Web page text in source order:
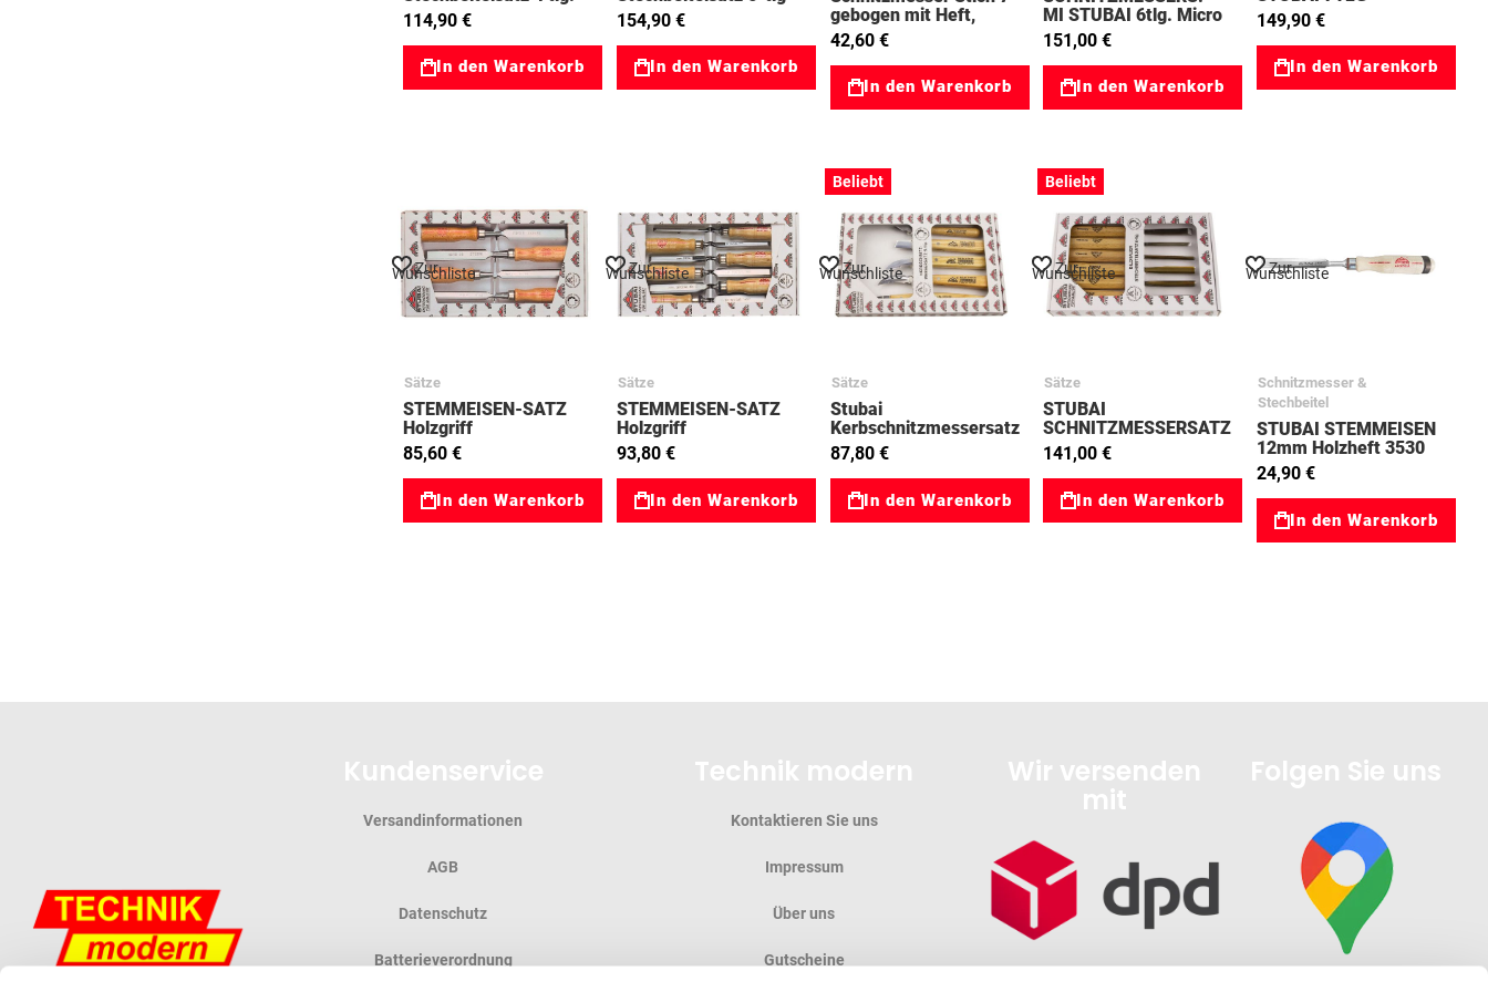
1181 47001181
114,90 €
In den Warenkorb
47001111
154,90 €
In den Warenkorb
gebogen mit Heft,
geschliffen 14 mm
42,60 €
In den Warenkorb
MI STUBAI 6tlg. Micro
77589560
151,00 €
In den Warenkorb
77510201
149,90 €
In den Warenkorb
Zur
Wunschliste
Sätze
STEMMEISEN-SATZ
Holzgriff
12,16,20,24mm
77351104
85,60 €
In den Warenkorb
Zur
Wunschliste
Sätze
STEMMEISEN-SATZ
Holzgriff
13,16,20,24mm
77353104
93,80 €
In den Warenkorb
Zur
Wunschliste
Beliebt
Sätze
Stubai
Kerbschnitzmessersatz
5tlg 77512005
87,80 €
In den Warenkorb
Zur
Wunschliste
Beliebt
Sätze
STUBAI
SCHNITZMESSERSATZ
6tlg 510101 77510101
141,00 €
In den Warenkorb
Zur
Wunschliste
Schnitzmesser &
Stechbeitel
STUBAI STEMMEISEN
12mm Holzheft 3530
77353022
24,90 €
In den Warenkorb
Versandinformationen
AGB
Datenschutz
Batterieverordnung
Kontaktieren Sie uns
Impressum
Über uns
Gutscheine